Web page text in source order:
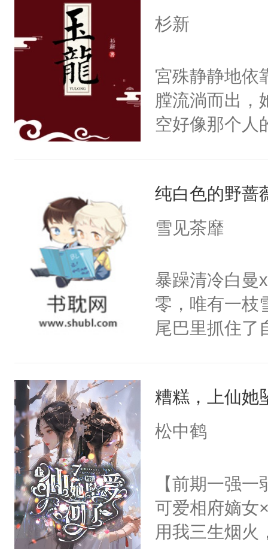
杉新
宮殊静静地依
膛流淌而出，
空好像那个人
使劲，蝴蝶近
随着宮殊的体
脸上依旧挂着
防的爱情，天
可到头来她
吹拂而过，香
殊的指尖。清
动，这一世她
不了情的枷锁
纯白色的野蔷
雪见茶靡
暴躁清冷白曼
零，唯有一枝
尾巴里抓住了
美好爱情，唯
无猜。传统的
放在心里好几
么？”徐薇薇
糟糕，上仙她
松中鹤
【前期一强
可爱相府嫡女
用我三生烟火